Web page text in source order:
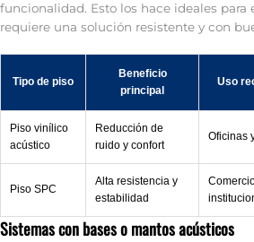
funcionalidad. Esto los hace ideales para
requiere una solución resistente y con
Tipo de piso
Beneficio
principal
Uso
Piso vinílico
acústico
Reducción de
ruido y confort
Oficinas
Piso SPC
Alta resistencia y
estabilidad
Sistemas con bases o mantos acústicos